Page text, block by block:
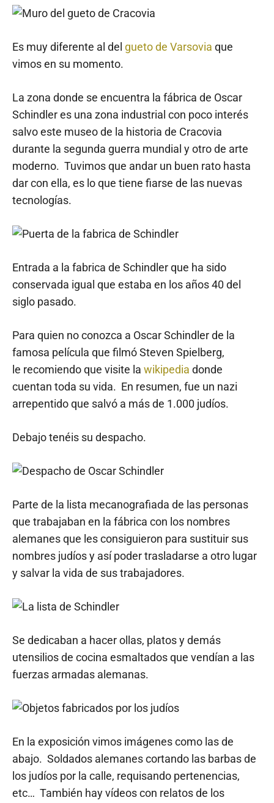
Es muy diferente al del gueto de Varsovia que
vimos en su momento.
La zona donde se encuentra la fábrica de Oscar
Schindler es una zona industrial con poco interés
salvo este museo de la historia de Cracovia
durante la segunda guerra mundial y otro de arte
moderno. Tuvimos que andar un buen rato hasta
dar con ella, es lo que tiene fiarse de las nuevas
tecnologías.
Entrada a la fabrica de Schindler que ha sido
conservada igual que estaba en los años 40 del
siglo pasado.
Para quien no conozca a Oscar Schindler de la
famosa película que filmó Steven Spielberg,
le recomiendo que visite la wikipedia donde
cuentan toda su vida. En resumen, fue un nazi
arrepentido que salvó a más de 1.000 judíos.
Debajo tenéis su despacho.
Parte de la lista mecanografiada de las personas
que trabajaban en la fábrica con los nombres
alemanes que les consiguieron para sustituir sus
nombres judíos y así poder trasladarse a otro lugar
y salvar la vida de sus trabajadores.
Se dedicaban a hacer ollas, platos y demás
utensilios de cocina esmaltados que vendían a las
fuerzas armadas alemanas.
En la exposición vimos imágenes como las de
abajo. Soldados alemanes cortando las barbas de
los judíos por la calle, requisando pertenencias,
etc… También hay vídeos con relatos de los